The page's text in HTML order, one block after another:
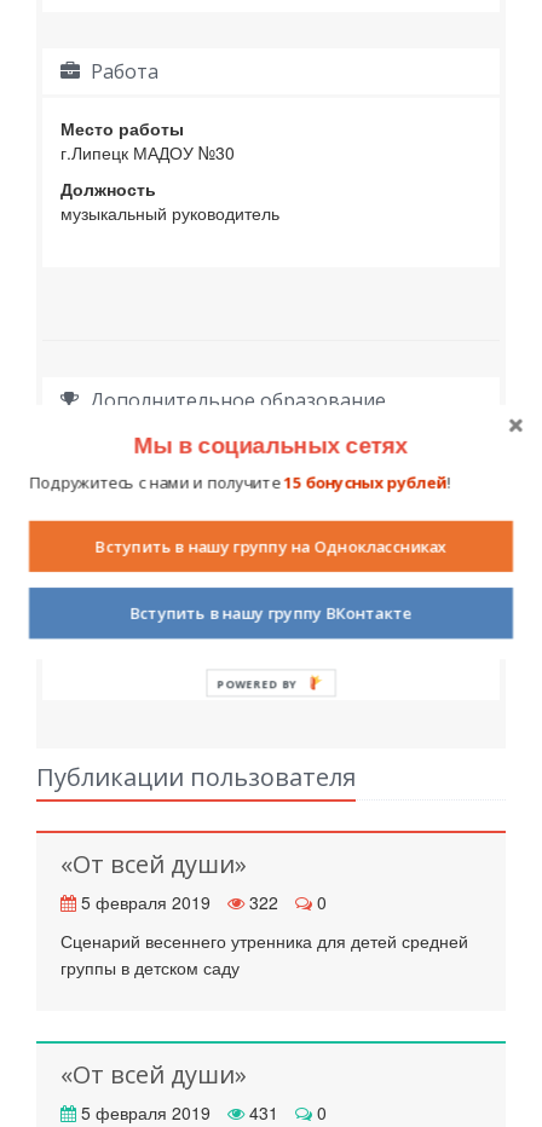
Работа
Место работы
г.Липецк МАДОУ №30
Должность
музыкальный руководитель
Дополнительное образование,
достижения, награды
Личная информация
Публикации пользователя
«От всей души»
5 февраля 2019 322
0
Сценарий весеннего утренника для детей средней
группы в детском саду
«От всей души»
5 февраля 2019 431
0
Мы в социальных сетях
Подружитесь с нами и получите15 бонусных рублей!
Вступить в нашу группу на Одноклассниках
Вступить в нашу группу ВКонтакте
POWERED BY